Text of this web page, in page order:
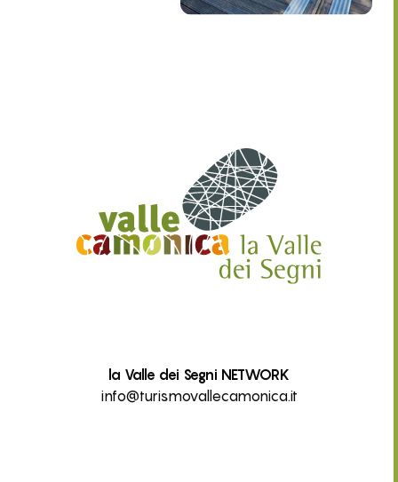
la Valle dei Segni NETWORK
info@turismovallecamonica.it